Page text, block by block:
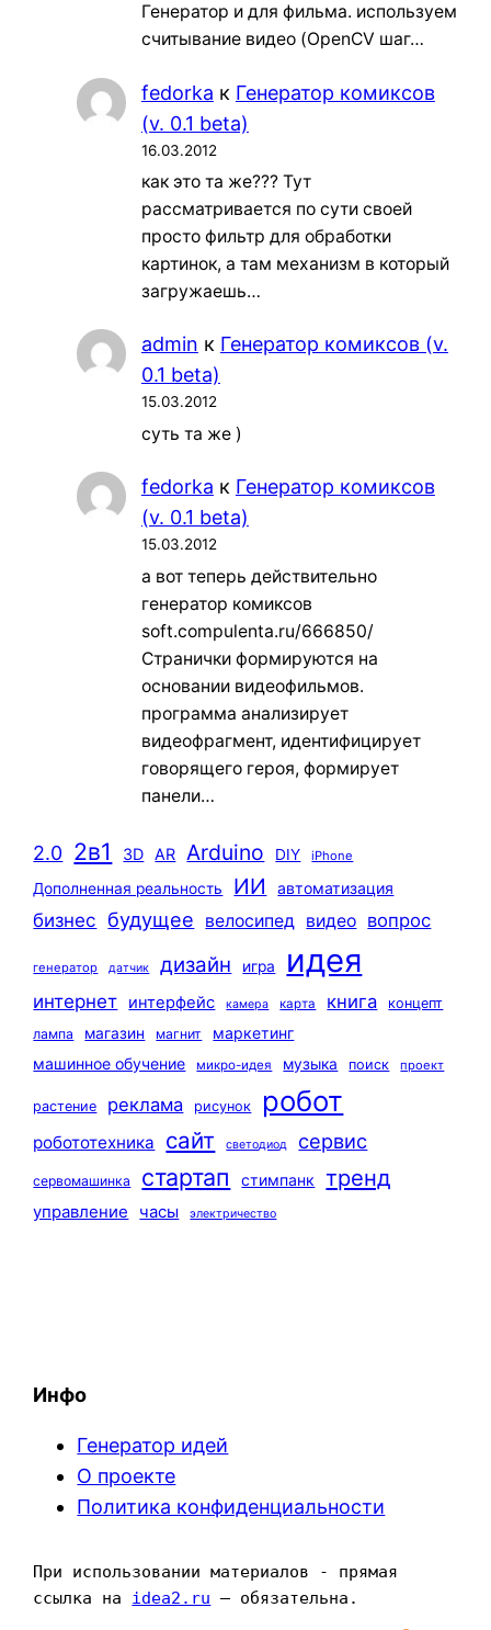
Генератор и для фильма. используем
считывание видео (OpenCV шаг…
fedorka к Генератор комиксов
(v. 0.1 beta)
16.03.2012
как это та же??? Тут
рассматривается по сути своей
просто фильтр для обработки
картинок, а там механизм в который
загружаешь…
admin к Генератор комиксов (v.
0.1 beta)
15.03.2012
суть та же )
fedorka к Генератор комиксов
(v. 0.1 beta)
15.03.2012
а вот теперь действительно
генератор комиксов
soft.compulenta.ru/666850/
Странички формируются на
основании видеофильмов.
программа анализирует
видеофрагмент, идентифицирует
говорящего героя, формирует
панели…
2.0 2в1 3D AR Arduino DIY iPhone
Дополненная реальность ИИ автоматизация
бизнес будущее велосипед видео вопрос
генератор датчик дизайн игра идея
интернет интерфейс камера карта книга
концепт
лампа
магазин магнит
маркетинг
машинное обучение
микро-идея музыка поиск проект
растение реклама рисунок робот
робототехника сайт светодиод сервис
сервомашинка стартап стимпанк тренд
управление часы электричество
Инфо
Генератор идей
О проекте
Политика конфиденциальности
При использовании материалов - прямая
ссылка на idea2.ru — обязательна.